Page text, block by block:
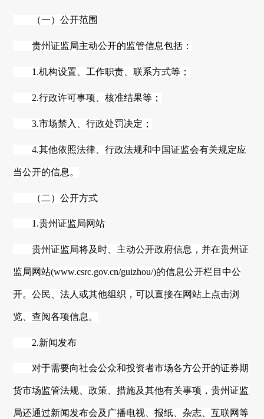
（一）公开范围
贵州证监局主动公开的监管信息包括：
1.机构设置、工作职责、联系方式等；
2.行政许可事项、核准结果等；
3.市场禁入、行政处罚决定；
4.其他依照法律、行政法规和中国证监会有关规定应
当公开的信息。
（二）公开方式
1.贵州证监局网站
贵州证监局将及时、主动公开政府信息，并在贵州证
监局网站(www.csrc.gov.cn/guizhou/)的信息公开栏目中公
开。公民、法人或其他组织，可以直接在网站上点击浏
览、查阅各项信息。
2.新闻发布
对于需要向社会公众和投资者市场各方公开的证券期
货市场监管法规、政策、措施及其他有关事项，贵州证监
局还通过新闻发布会及广播电视、报纸、杂志、互联网等